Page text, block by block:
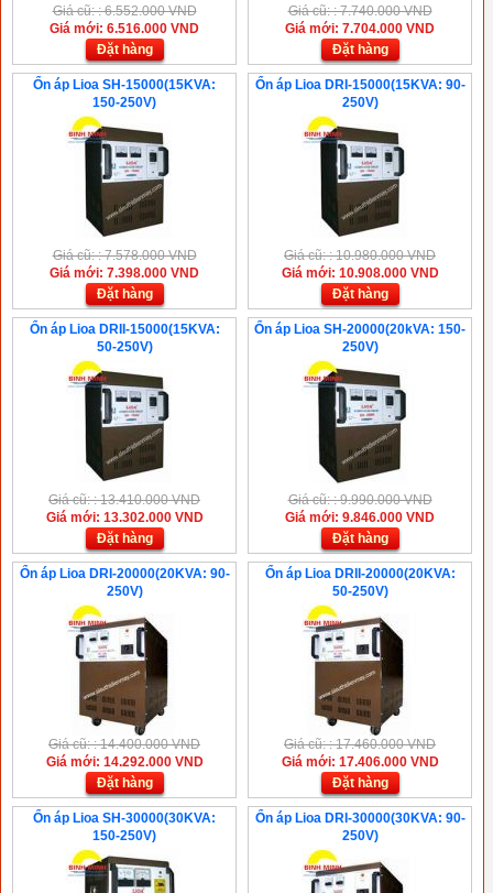
Giá cũ: : 6.552.000 VND
Giá mới: 6.516.000 VND
Đặt hàng
Giá cũ: : 7.740.000 VND
Giá mới: 7.704.000 VND
Đặt hàng
Ổn áp Lioa SH-15000(15KVA:
150-250V)
Giá cũ: : 7.578.000 VND
Giá mới: 7.398.000 VND
Đặt hàng
Ổn áp Lioa DRI-15000(15KVA: 90-
250V)
Giá cũ: : 10.980.000 VND
Giá mới: 10.908.000 VND
Đặt hàng
Ổn áp Lioa DRII-15000(15KVA:
50-250V)
Giá cũ: : 13.410.000 VND
Giá mới: 13.302.000 VND
Đặt hàng
Ổn áp Lioa SH-20000(20kVA: 150-
250V)
Giá cũ: : 9.990.000 VND
Giá mới: 9.846.000 VND
Đặt hàng
Ổn áp Lioa DRI-20000(20KVA: 90-
250V)
Giá cũ: : 14.400.000 VND
Giá mới: 14.292.000 VND
Đặt hàng
Ổn áp Lioa DRII-20000(20KVA:
50-250V)
Giá cũ: : 17.460.000 VND
Giá mới: 17.406.000 VND
Đặt hàng
Ổn áp Lioa SH-30000(30KVA:
150-250V)
Ổn áp Lioa DRI-30000(30KVA: 90-
250V)